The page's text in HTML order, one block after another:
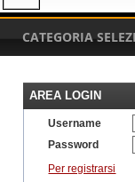
CATEGORIA
AREA LOGIN
Username
Password
Per registrarsi